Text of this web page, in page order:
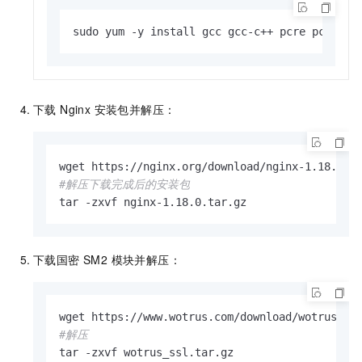
sudo yum -y install gcc gcc-c++ pcre pcre-
下载 Nginx 安装包并解压：
#解压下载完成后的安装包
tar -zxvf nginx-1.18.0.tar.gz
下载国密 SM2 模块并解压：
#解压
tar -zxvf wotrus_ssl.tar.gz